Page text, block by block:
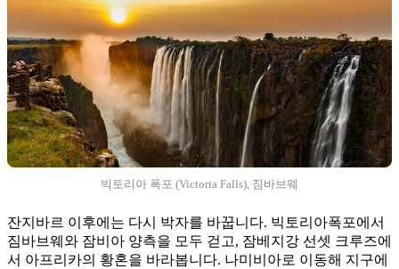
빅토리아 폭포 (Victoria Falls), 짐바브웨
잔지바르 이후에는 다시 박자를 바꿉니다. 빅토리아폭포에서
짐바브웨와 잠비아 양측을 모두 걷고, 잠베지강 선셋 크루즈에
서 아프리카의 황혼을 바라봅니다. 나미비아로 이동해 지구에